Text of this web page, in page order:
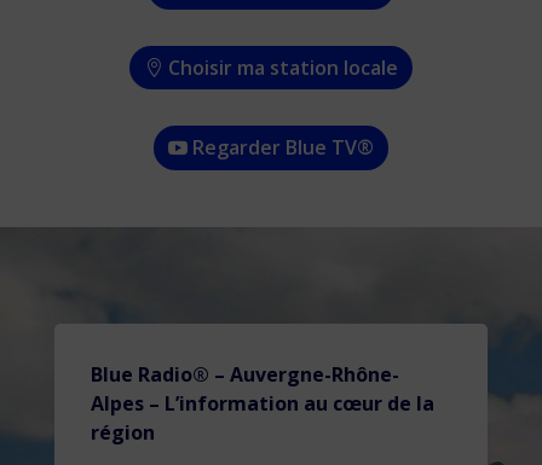
Choisir ma station locale
Regarder Blue TV®
Blue Radio® – Auvergne-Rhône-
Alpes – L’information au cœur de la
région